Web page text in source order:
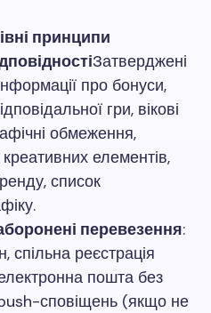
принципи
Затверджені
про бонуси,
гри, вікові
обмеження,
елементів,
список
перевезення:
спільна реєстрація
пошта без
сповіщень (якщо не